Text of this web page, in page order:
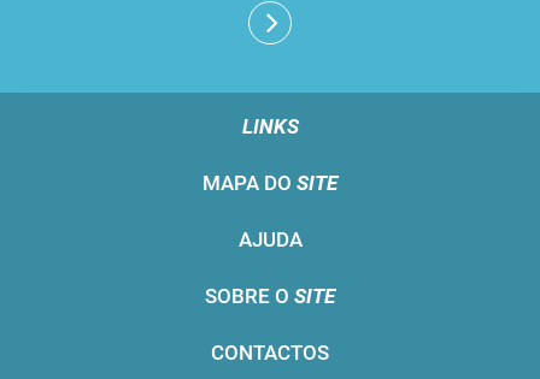
LINKS
MAPA DO SITE
AJUDA
SOBRE O SITE
CONTACTOS